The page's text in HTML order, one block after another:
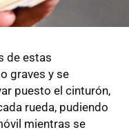
de estas
graves y se
puesto el cinturón,
rueda, pudiendo
mientras se